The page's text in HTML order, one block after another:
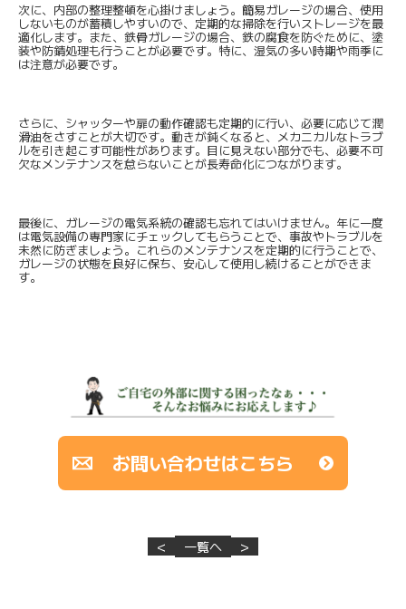
次に、内部の整理整頓を心掛けましょう。簡易ガレージの場合、使用
しないものが蓄積しやすいので、定期的な掃除を行いストレージを最
適化します。また、鉄骨ガレージの場合、鉄の腐食を防ぐために、塗
装や防錆処理も行うことが必要です。特に、湿気の多い時期や雨季に
は注意が必要です。
さらに、シャッターや扉の動作確認も定期的に行い、必要に応じて潤
滑油をさすことが大切です。動きが鈍くなると、メカニカルなトラブ
ルを引き起こす可能性があります。目に見えない部分でも、必要不可
欠なメンテナンスを怠らないことが長寿命化につながります。
最後に、ガレージの電気系統の確認も忘れてはいけません。年に一度
は電気設備の専門家にチェックしてもらうことで、事故やトラブルを
未然に防ぎましょう。これらのメンテナンスを定期的に行うことで、
ガレージの状態を良好に保ち、安心して使用し続けることができま
す。
お問い合わせはこちら
< 一覧へ >